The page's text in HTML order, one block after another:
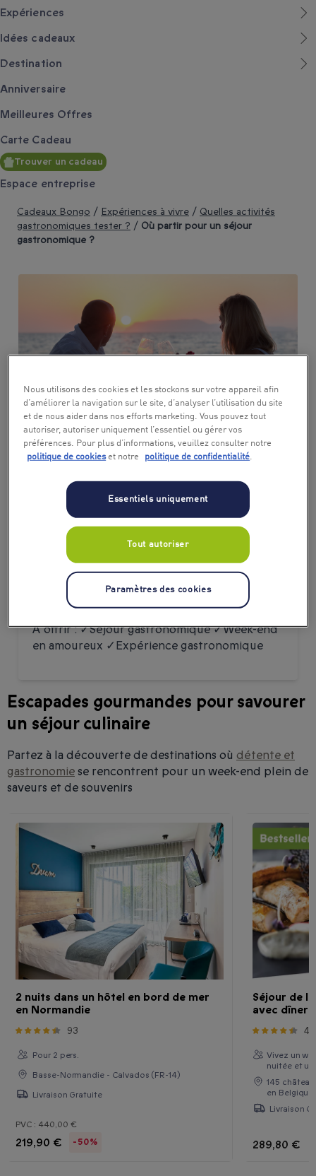
Expériences
Idées cadeaux
Destination
Anniversaire
Meilleures Offres
Carte Cadeau
Trouver un cadeau
Espace entreprise
Cadeaux Bongo / Expériences à vivre / Quelles activités
gastronomiques tester ? / Où partir pour un séjour
gastronomique ?
Où partir pour un séjour
gastronomique ?
séjour gastronomiquec’est une immersion totale
dans les plaisirs culinaires et la culture locale. Des
régions renommées pour leurs vins et fromages aux
villes où les chefs innovent chaque jour, chaque
destination offre un mélange unique de gastronomie,
découverte et convivialité.
À offrir : ✓Séjour gastronomique ✓Week-end
en amoureux ✓Expérience gastronomique
Escapades gourmandes pour savourer
un séjour culinaire
Partez à la découverte de destinations où détente et
gastronomiese rencontrent pour un week-end plein de
saveurs et de souvenirs
2 nuits dans un hôtel en bord de mer
en Normandie
93
Pour 2 pers.
Basse-Normandie - Calvados (FR-14)
Livraison Gratuite
PVC : 440,00 €
219,90 € -50%
Séjour de
avec dîner
Vivez un
nuitée et
145
en
Livraison
289,80 €
Nous utilisons des cookies et les stockons sur votre appareil afin
d’améliorer la navigation sur le site, d’analyser l’utilisation du site
et de nous aider dans nos efforts marketing. Vous pouvez tout
autoriser, autoriser uniquement l’essentiel ou gérer vos
préférences. Pour plus d’informations, veuillez consulter notre
politique de cookieset notre politique de confidentialité.
Essentiels uniquement
Tout autoriser
Paramètres des cookies